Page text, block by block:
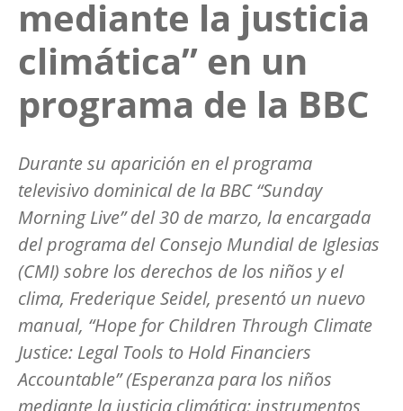
mediante la justicia
climática” en un
programa de la BBC
Durante su aparición en el programa
televisivo dominical de la BBC “Sunday
Morning Live” del 30 de marzo, la encargada
del programa del Consejo Mundial de Iglesias
(CMI) sobre los derechos de los niños y el
clima, Frederique Seidel, presentó un nuevo
manual, “Hope for Children Through Climate
Justice: Legal Tools to Hold Financiers
Accountable” (Esperanza para los niños
mediante la justicia climática: instrumentos